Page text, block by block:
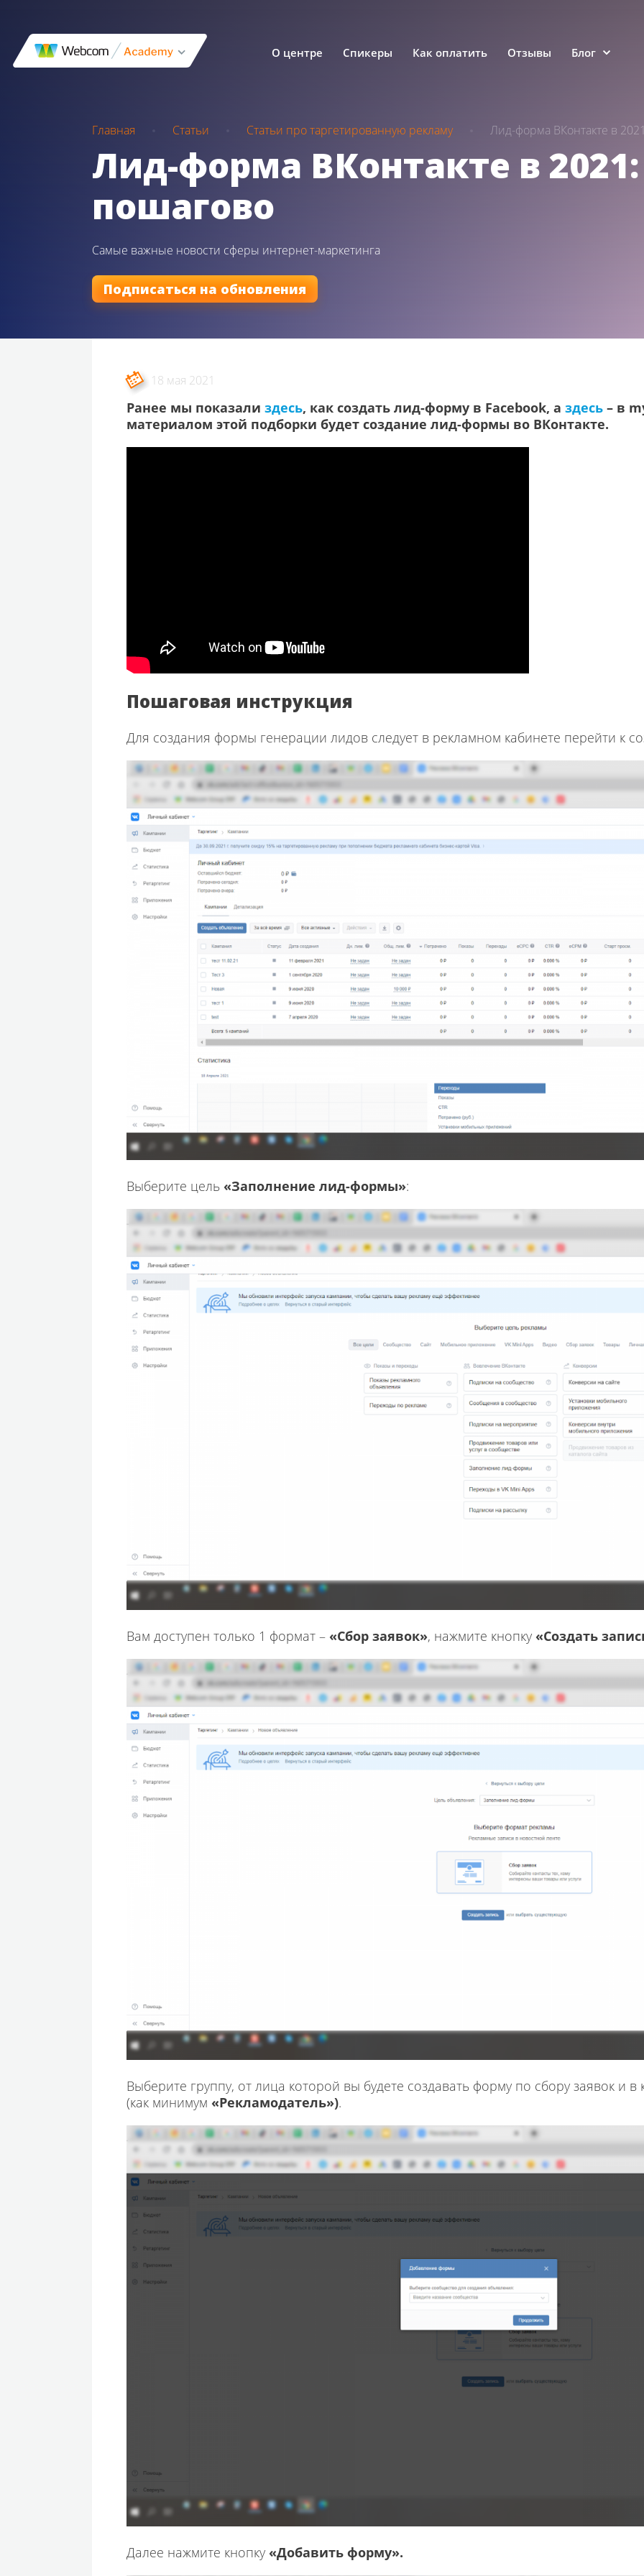
О центре Спикеры Как оплатить Отзывы Блог
Главная Статьи Статьи про таргетированную рекламу Лид-форма ВКонтакте в
Лид-форма ВКонтакте в 2021:
пошагово
Самые важные новости сферы интернет-маркетинга
Подписаться на обновления
18 мая 2021
Ранее мы показали здесь, как создать лид-форму в Facebook, а здесь – в
материалом этой подборки будет создание лид-формы во ВКонтакте.
Пошаговая инструкция
Для создания формы генерации лидов следует в рекламном кабинете перейти к
Выберите цель «Заполнение лид-формы»:
Вам доступен только 1 формат – «Сбор заявок», нажмите кнопку «Создать
Выберите группу, от лица которой вы будете создавать форму по сбору заявок и
(как минимум «Рекламодатель»).
Далее нажмите кнопку «Добавить форму».